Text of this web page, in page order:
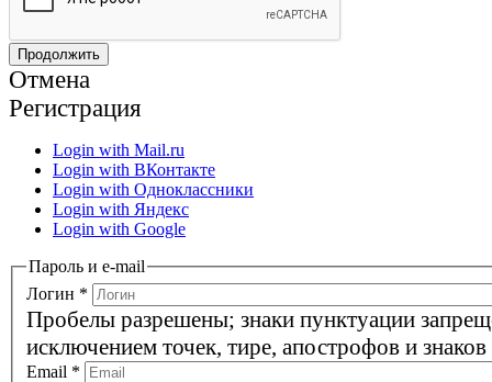
Отмена
Регистрация
Login with Mail.ru
Login with ВКонтакте
Login with Одноклассники
Login with Яндекс
Login with Google
Пароль и e-mail
Логин *
Пробелы разрешены; знаки пунктуации
исключением точек, тире, апострофов и
Email *